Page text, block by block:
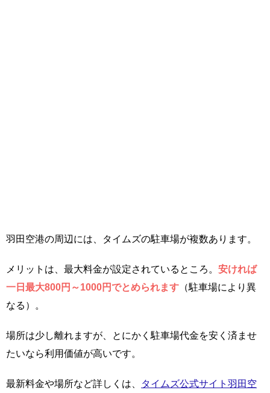
羽田空港の周辺には、タイムズの駐車場が複数あります。
メリットは、最大料金が設定されているところ。 安ければ
一日最大800円～1000円でとめられます （駐車場により異
なる）。
場所は少し離れますが、とにかく駐車場代金を安く済ませ
たいなら利用価値が高いです。
最新料金や場所など詳しくは、
タイムズ公式サイト羽田空